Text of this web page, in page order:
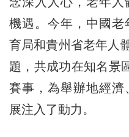
機遇。今年，中國老
育局和貴州省老年人
題，共成功在知名景
賽事，為舉辦地經濟
展注入了動力。